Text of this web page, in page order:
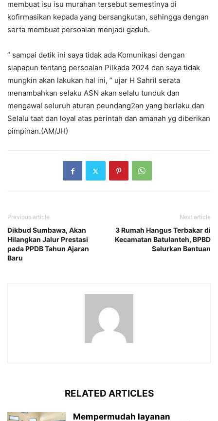
membuat isu isu murahan tersebut semestinya di
kofirmasikan kepada yang bersangkutan, sehingga dengan
serta membuat persoalan menjadi gaduh.
” sampai detik ini saya tidak ada Komunikasi dengan
siapapun tentang persoalan Pilkada 2024 dan saya tidak
mungkin akan lakukan hal ini, ” ujar H Sahril serata
menambahkan selaku ASN akan selalu tunduk dan
mengawal seluruh aturan peundang2an yang berlaku dan
Selalu taat dan loyal atas perintah dan amanah yg diberikan
pimpinan.(AM/JH)
Previous article
Dikbud Sumbawa, Akan
Hilangkan Jalur Prestasi
pada PPDB Tahun Ajaran
Baru
Next article
3 Rumah Hangus Terbakar di
Kecamatan Batulanteh, BPBD
Salurkan Bantuan
RELATED ARTICLES
Mempermudah layanan